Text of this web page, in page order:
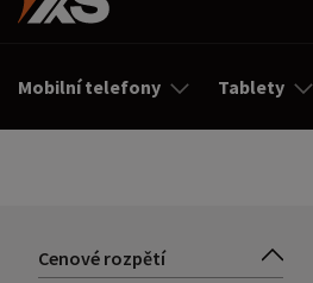
Mobilní telefony Tablety
Cenové rozpětí